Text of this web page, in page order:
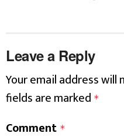
Leave a Reply
Your email address will
fields are marked *
Comment *